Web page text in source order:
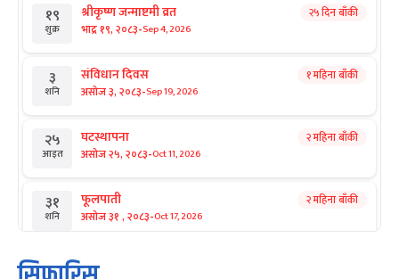
१९
शुक्र
श्रीकृष्ण जन्माष्टमी व्रत
भाद्र १९, २०८३-Sep 4, 2026
२५ दिन बाँकी
३
शनि
संविधान दिवस
असोज ३, २०८३-Sep 19, 2026
१ महिना बाँकी
२५
आइत
घटस्थापना
असोज २५, २०८३-Oct 11, 2026
२ महिना बाँकी
३१
शनि
फूलपाती
असोज ३१ , २०८३-Oct 17, 2026
२ महिना बाँकी
१ कार्तिक सङ्क्रान्ति